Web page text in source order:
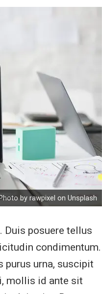
by rawpixel on Unsplash
posuere tellus
condimentum.
purus urna, suscipit
mollis id ante sit